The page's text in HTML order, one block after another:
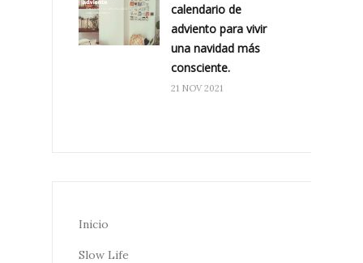
calendario de
adviento para vivir
una navidad más
consciente.
21 NOV 2021
Inicio
Slow Life